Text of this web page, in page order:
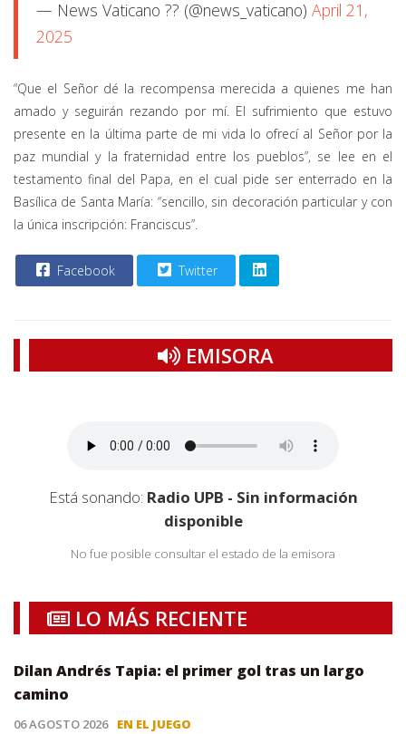
— News Vaticano ?? (@news_vaticano) April 21,
2025
“Que el Señor dé la recompensa merecida a quienes me han
amado y seguirán rezando por mí. El sufrimiento que estuvo
presente en la última parte de mi vida lo ofrecí al Señor por la
paz mundial y la fraternidad entre los pueblos”, se lee en el
testamento final del Papa, en el cual pide ser enterrado en la
Basílica de Santa María: “sencillo, sin decoración particular y con
la única inscripción: Franciscus”.
Facebook Twitter
EMISORA
Está sonando: Radio UPB - Sin información
disponible
No fue posible consultar el estado de la emisora
LO MÁS RECIENTE
Dilan Andrés Tapia: el primer gol tras un largo
camino
06 AGOSTO 2026 EN EL JUEGO